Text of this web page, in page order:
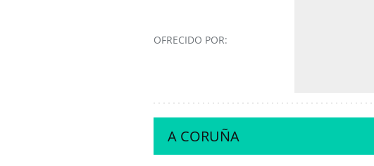
OFRECIDO POR:
A CORUÑA